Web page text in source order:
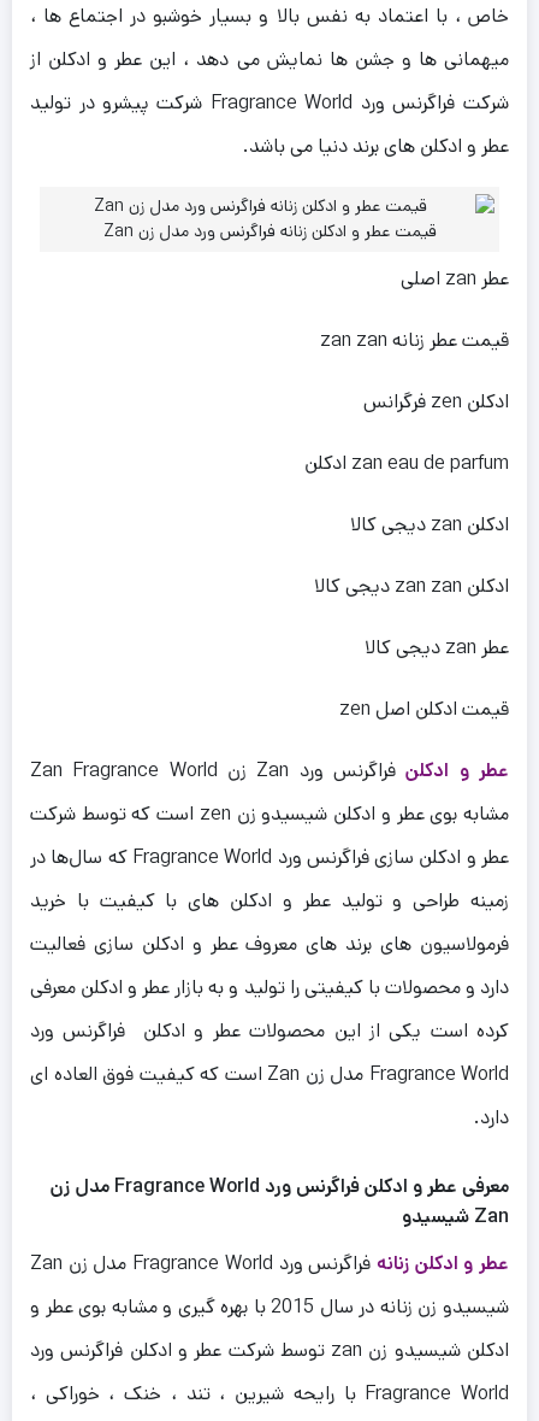
خاص ، با اعتماد به نفس بالا و بسیار خوشبو در اجتماع ها ،
میهمانی ها و جشن ها نمایش می دهد ، این عطر و ادکلن از
شرکت فراگرنس ورد Fragrance World شرکت پیشرو در تولید
عطر و ادکلن های برند دنیا می باشد.
قیمت عطر و ادکلن زنانه فراگرنس ورد مدل زن Zan
عطر zan اصلی
قیمت عطر زنانه zan zan
ادکلن zen فرگرانس
ادکلن zan eau de parfum
ادکلن zan دیجی کالا
ادکلن zan zan دیجی کالا
عطر zan دیجی کالا
قیمت ادکلن اصل zen
عطر و ادکلن
فراگرنس ورد Zan زن Zan Fragrance World
مشابه بوی عطر و ادکلن شیسیدو زن zen است که توسط شرکت
عطر و ادکلن سازی فراگرنس ورد Fragrance World که سال‌ها در
زمینه طراحی و تولید عطر و ادکلن های با کیفیت با خرید
فرمولاسیون های برند های معروف عطر و ادکلن سازی فعالیت
دارد و محصولات با کیفیتی را تولید و به بازار عطر و ادکلن معرفی
کرده است یکی از این محصولات عطر و ادکلن فراگرنس ورد
Fragrance World مدل زن Zan است که کیفیت فوق العاده ای
دارد.
معرفی عطر و ادکلن فراگرنس ورد Fragrance World مدل زن
Zan شیسیدو
عطر و ادکلن زنانه
فراگرنس ورد Fragrance World مدل زن Zan
شیسیدو زن زنانه در سال 2015 با بهره گیری و مشابه بوی عطر و
ادکلن شیسیدو زن zan توسط شرکت عطر و ادکلن فراگرنس ورد
Fragrance World با رایحه
شیرین ، تند ، خنک ، خوراکی ،